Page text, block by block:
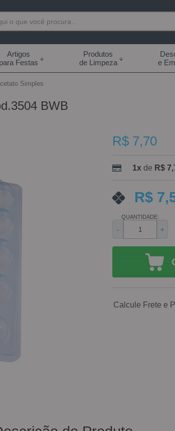
-
Artigos
Festas
Produtos
de Limpeza
e
Simples
BWB
R$ 7,70
1xdeR$
R$
QUANTIDADE:
- +
Calcule Frete e